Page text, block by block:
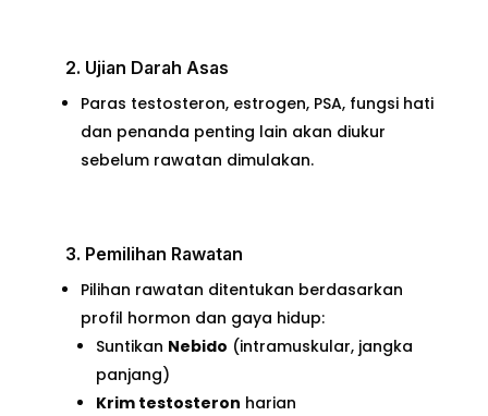
2. Ujian Darah Asas
Paras testosteron, estrogen, PSA, fungsi hati
dan penanda penting lain akan diukur
sebelum rawatan dimulakan.
3. Pemilihan Rawatan
Pilihan rawatan ditentukan berdasarkan
profil hormon dan gaya hidup:
Suntikan Nebido (intramuskular, jangka
panjang)
Krim testosteron harian